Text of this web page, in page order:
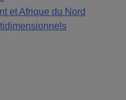
et Afrique du Nord